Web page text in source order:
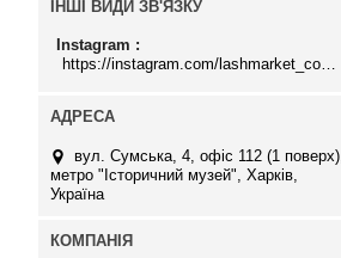
ІНШІ ВИДИ ЗВ'ЯЗКУ
Instagram
вул. Сумська, 4, офіс 112 (1 поверх),
метро "Історичний музей", Харків,
Україна